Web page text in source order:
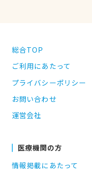
総合TOP
ご利用にあたって
プライバシーポリシー
お問い合わせ
運営会社
医療機関の方
情報掲載にあたって